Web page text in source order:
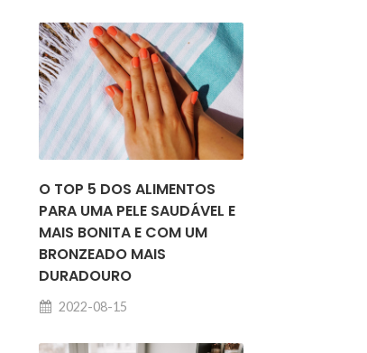
O TOP 5 DOS ALIMENTOS
PARA UMA PELE SAUDÁVEL E
MAIS BONITA E COM UM
BRONZEADO MAIS
DURADOURO
2022-08-15